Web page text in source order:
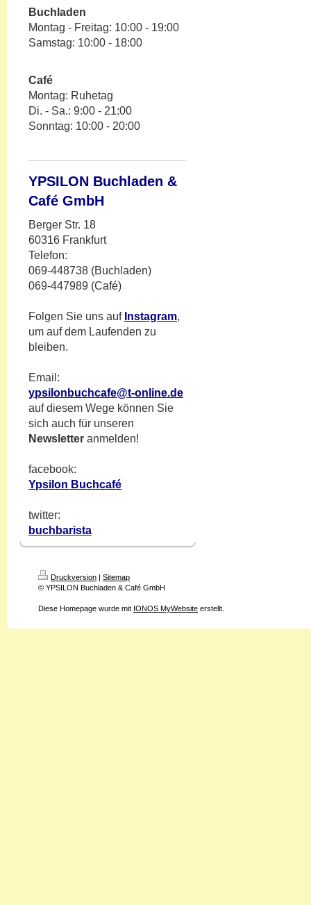
Buchladen
Montag - Freitag: 10:00 - 19:00
Samstag: 10:00 - 18:00
Café
Montag: Ruhetag
Di. - Sa.: 9:00 - 21:00
Sonntag: 10:00 - 20:00
YPSILON Buchladen &
Café GmbH
Berger Str. 18
60316 Frankfurt
Telefon:
069-448738 (Buchladen)
069-447989 (Café)
Folgen Sie uns auf Instagram,
um auf dem Laufenden zu
bleiben.
Email:
ypsilonbuchcafe@t-online.de
auf diesem Wege können Sie
sich auch für unseren
Newsletter anmelden!
facebook:
Ypsilon Buchcafé
twitter:
buchbarista
Druckversion | Sitemap
© YPSILON Buchladen & Café GmbH
Diese Homepage wurde mit IONOS MyWebsite erstellt.